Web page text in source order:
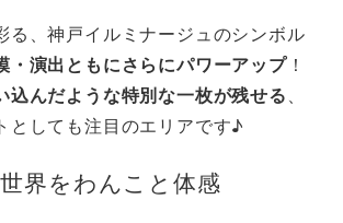
る、神戸イルミナージュのシンボル
・演出ともにさらにパワーアップ！
込んだような特別な一枚が残せる、
としても注目のエリアです♪
界をわんこと体感